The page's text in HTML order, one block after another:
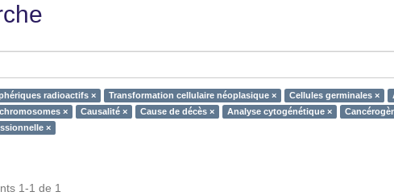
radioactifs × Transformation cellulaire néoplasique × Cellules germinales ×
×
Causalité × Cause de décès × Analyse cytogénétique ×
×
1-1 de 1